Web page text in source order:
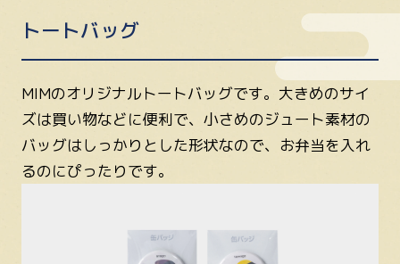
トートバッグ
MIMのオリジナルトートバッグです。大きめのサイ
ズは買い物などに便利で、小さめのジュート素材の
バッグはしっかりとした形状なので、お弁当を入れ
るのにぴったりです。